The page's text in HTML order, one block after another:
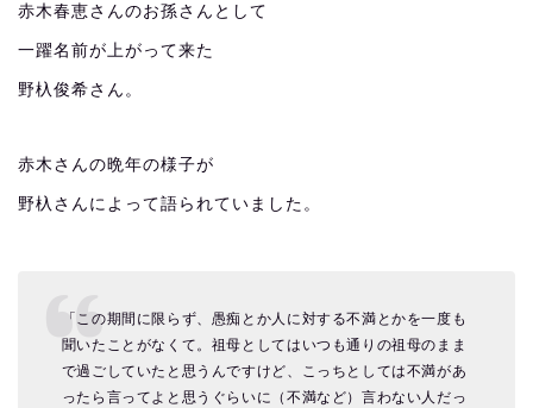
赤木春恵さんのお孫さんとして
一躍名前が上がって来た
野杁俊希さん。
赤木さんの晩年の様子が
野杁さんによって語られていました。
「この期間に限らず、愚痴とか人に対する不満とかを一度も
聞いたことがなくて。祖母としてはいつも通りの祖母のまま
で過ごしていたと思うんですけど、こっちとしては不満があ
ったら言ってよと思うぐらいに（不満など）言わない人だっ